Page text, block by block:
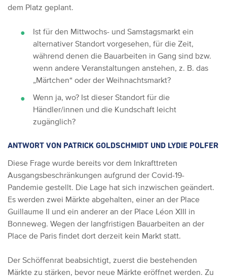
dem Platz geplant.
Ist für den Mittwochs- und Samstagsmarkt ein
alternativer Standort vorgesehen, für die Zeit,
während denen die Bauarbeiten in Gang sind bzw.
wenn andere Veranstaltungen anstehen, z. B. das
„Märtchen“ oder der Weihnachtsmarkt?
Wenn ja, wo? Ist dieser Standort für die
Händler/innen und die Kundschaft leicht
zugänglich?
ANTWORT VON PATRICK GOLDSCHMIDT UND LYDIE POLFER
Diese Frage wurde bereits vor dem Inkrafttreten
Ausgangsbeschränkungen aufgrund der Covid-19-
Pandemie gestellt. Die Lage hat sich inzwischen geändert.
Es werden zwei Märkte abgehalten, einer an der Place
Guillaume II und ein anderer an der Place Léon XIII in
Bonneweg. Wegen der langfristigen Bauarbeiten an der
Place de Paris findet dort derzeit kein Markt statt.
Der Schöffenrat beabsichtigt, zuerst die bestehenden
Märkte zu stärken, bevor neue Märkte eröffnet werden. Zu